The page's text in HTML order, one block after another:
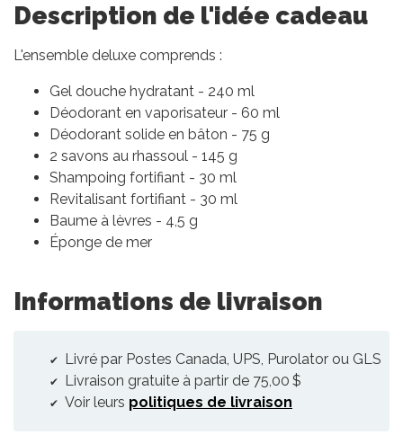
Description de l'idée cadeau
L'ensemble deluxe comprends :
Gel douche hydratant - 240 ml
Déodorant en vaporisateur - 60 ml
Déodorant solide en bâton - 75 g
2 savons au rhassoul - 145 g
Shampoing fortifiant - 30 ml
Revitalisant fortifiant - 30 ml
Baume à lèvres - 4,5 g
Éponge de mer
Informations de livraison
Livré par Postes Canada, UPS, Purolator ou GLS
Livraison gratuite à partir de 75,00 $
Voir leurs politiques de livraison